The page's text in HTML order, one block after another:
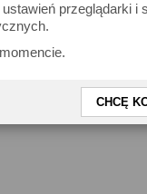
przeglądarki i
CHCĘ
lornetki